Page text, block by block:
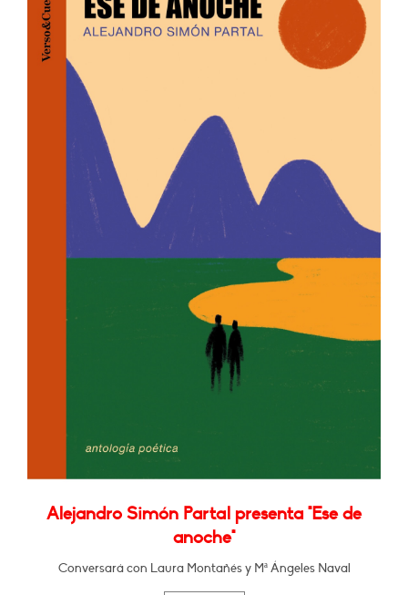
Alejandro Simón Partal presenta "Ese de
anoche"
Conversará con Laura Montañés y Mª Ángeles Naval